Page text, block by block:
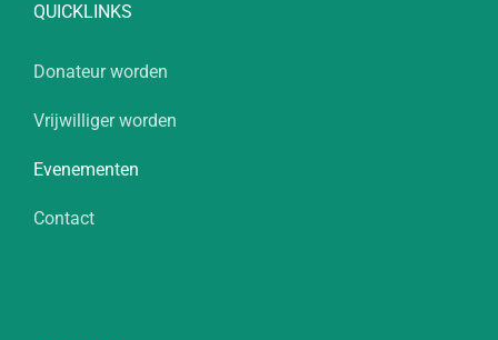
QUICKLINKS
Donateur worden
Vrijwilliger worden
Evenementen
Contact